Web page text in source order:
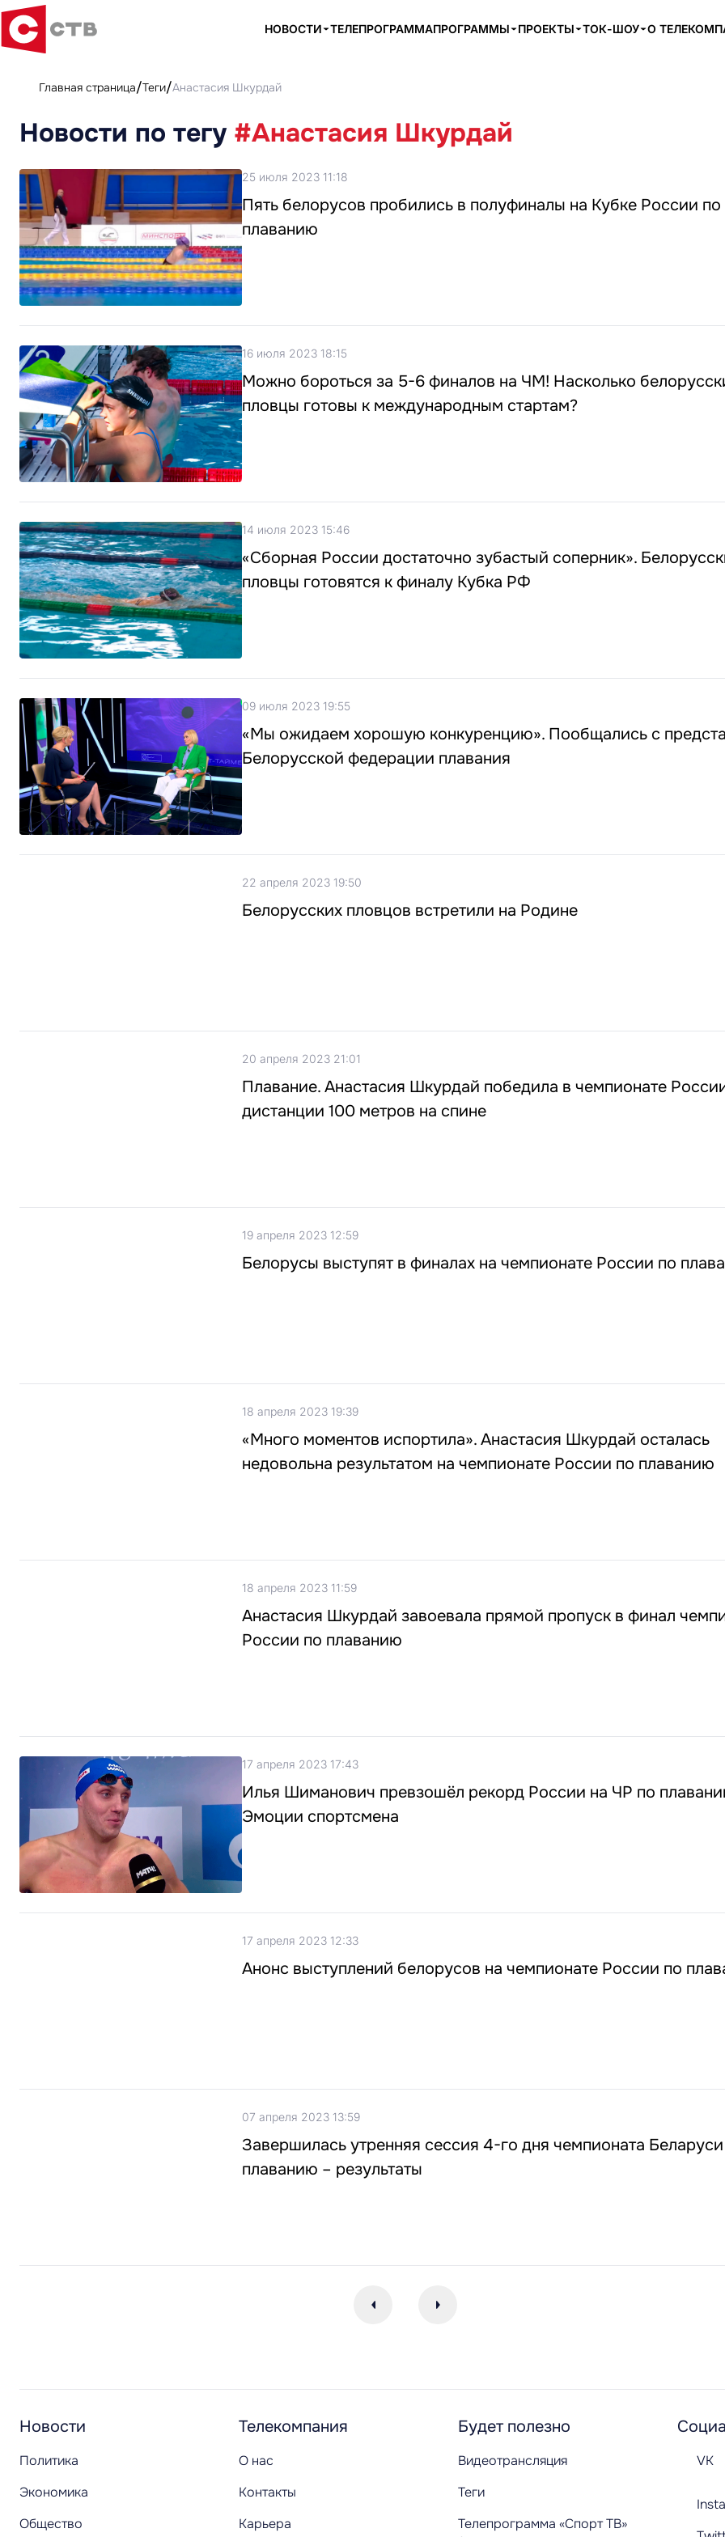
НОВОСТИ ТЕЛЕПРОГРАММАПРОГРАММЫ ПРОЕКТЫ ТОК-ШОУ О
Главная страница Теги Анастасия Шкурдай
Новости по тегу #Анастасия Шкурдай
25 июля 2023 11:18
Пять белорусов пробились в полуфиналы на Кубке России по
плаванию
16 июля 2023 18:15
Можно бороться за 5-6 финалов на ЧМ! Насколько
пловцы готовы к международным стартам?
14 июля 2023 15:46
«Сборная России достаточно зубастый соперник».
пловцы готовятся к финалу Кубка РФ
09 июля 2023 19:55
«Мы ожидаем хорошую конкуренцию». Пообщались с
Белорусской федерации плавания
22 апреля 2023 19:50
Белорусских пловцов встретили на Родине
20 апреля 2023 21:01
Плавание. Анастасия Шкурдай победила в чемпионате
дистанции 100 метров на спине
19 апреля 2023 12:59
Белорусы выступят в финалах на чемпионате России по
18 апреля 2023 19:39
«Много моментов испортила». Анастасия Шкурдай осталась
недовольна результатом на чемпионате России по плаванию
18 апреля 2023 11:59
Анастасия Шкурдай завоевала прямой пропуск в финал
России по плаванию
17 апреля 2023 17:43
Илья Шиманович превзошёл рекорд России на ЧР по
Эмоции спортсмена
17 апреля 2023 12:33
Анонс выступлений белорусов на чемпионате России по
07 апреля 2023 13:59
Завершилась утренняя сессия 4-го дня чемпионата
плаванию – результаты
Новости
Политика
Экономика
Общество
Телекомпания
О нас
Контакты
Карьера
Будет полезно
Видеотрансляция
Теги
Телепрограмма «Спорт ТВ»
VK